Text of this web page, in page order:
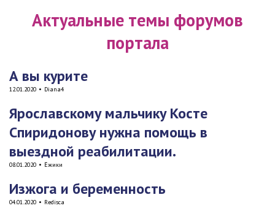
Актуальные темы форумов
портала
А вы курите
12.01.2020 • Diana4
Ярославскому мальчику Косте
Спиридонову нужна помощь в
выездной реабилитации.
08.01.2020 • Ёжики
Изжога и беременность
04.01.2020 • Redisca